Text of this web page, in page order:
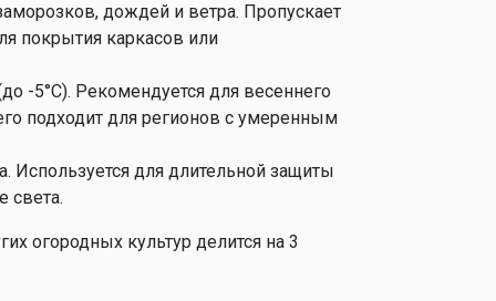
дождей и ветра. Пропускает
покрытия каркасов или
-5°C). Рекомендуется для весеннего
подходит для регионов с умеренным
для длительной защиты
света.
огородных культур делится на 3